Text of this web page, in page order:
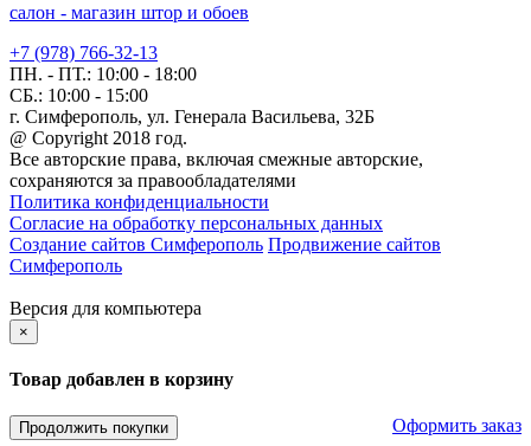
салон - магазин штор и обоев
+7 (978) 766-32-13
ПН. - ПТ.: 10:00 - 18:00
СБ.: 10:00 - 15:00
г. Симферополь, ул. Генерала Васильева, 32Б
@ Copyright 2018 год.
Все авторские права, включая смежные авторские,
сохраняются за правообладателями
Политика конфиденциальности
Согласие на обработку персональных данных
Создание сайтов Симферополь Продвижение сайтов
Симферополь
Версия для компьютера
×
Товар добавлен в корзину
Продолжить покупки Оформить заказ